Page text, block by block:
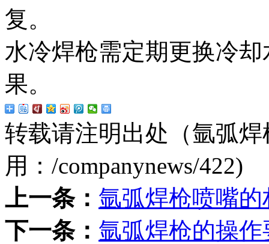
复。
水冷焊枪需定期更换冷
果。
转载请注明出处（氩弧
用： /companynews/422)
上一条： 氩弧焊枪喷嘴
下一条： 氩弧焊枪的操